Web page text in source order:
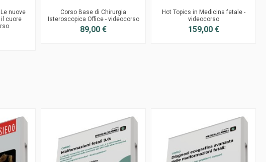
nuove
il cuore
Corso Base di Chirurgia
Isteroscopica Office - videocorso
89,00 €
Hot Topics in Medicina fetale -
videocorso
159,00 €